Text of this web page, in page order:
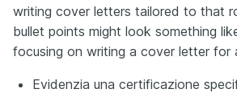
writing cover letters tailored to that
bullet points might look something
focusing on writing a cover letter for
Evidenzia una certificazione